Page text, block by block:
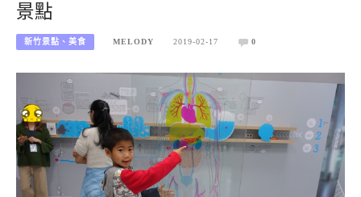
景點
新竹景點、美食 MELODY 2019-02-17 0